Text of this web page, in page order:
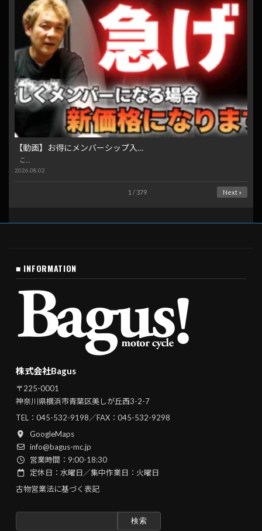
【動画】お得にメンバーシップ入…
こ…
2026.08.02
1 / 379 Next »
■ INFORMATION
株式会社Bagus
〒225-0001
神奈川県横浜市青葉区美しが丘西3-2-7
TEL： 045-532-9198／FAX：045-532-9298
GoogleMaps
info@bagus-mc.jp
営業時間：9:00-18:30
定休日：水曜日／集中作業日：火曜日
古物営業法に基づく表記